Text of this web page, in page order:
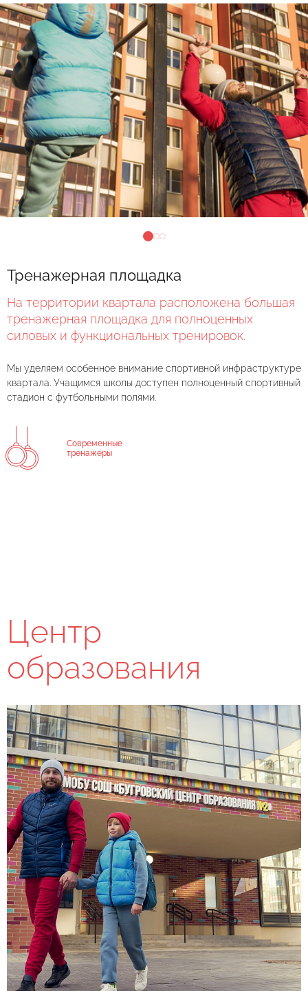
Тренажерная площадка
На территории квартала расположена большая
тренажерная площадка для полноценных
силовых и функциональных тренировок.
Мы уделяем особенное внимание спортивной инфраструктуре
квартала. Учащимся школы доступен полноценный спортивный
стадион с футбольными полями.
Современные
тренажеры
Центр
образования